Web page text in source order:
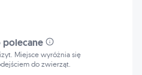
polecane
Miejsce wyróżnia się
do zwierząt.